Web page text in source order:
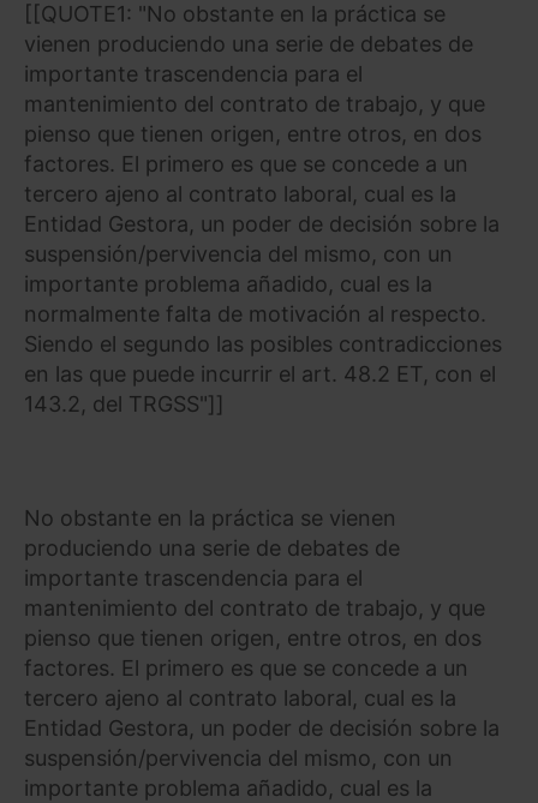
[[QUOTE1: "No obstante en la práctica se
vienen produciendo una serie de debates de
importante trascendencia para el
mantenimiento del contrato de trabajo, y que
pienso que tienen origen, entre otros, en dos
factores. El primero es que se concede a un
tercero ajeno al contrato laboral, cual es la
Entidad Gestora, un poder de decisión sobre la
suspensión/pervivencia del mismo, con un
importante problema añadido, cual es la
normalmente falta de motivación al respecto.
Siendo el segundo las posibles contradicciones
en las que puede incurrir el art. 48.2 ET, con el
143.2, del TRGSS"]]
No obstante en la práctica se vienen
produciendo una serie de debates de
importante trascendencia para el
mantenimiento del contrato de trabajo, y que
pienso que tienen origen, entre otros, en dos
factores. El primero es que se concede a un
tercero ajeno al contrato laboral, cual es la
Entidad Gestora, un poder de decisión sobre la
suspensión/pervivencia del mismo, con un
importante problema añadido, cual es la